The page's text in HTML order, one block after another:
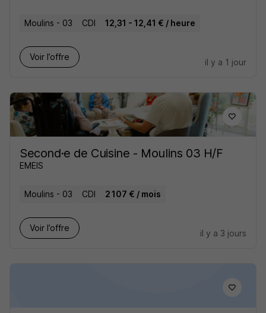
Moulins - 03 CDI 12,31 - 12,41 € / heure
Voir l’offre
il y a 1 jour
Second·e de Cuisine - Moulins 03 H/F
EMEIS
Moulins - 03 CDI 2 107 € / mois
Voir l’offre
il y a 3 jours